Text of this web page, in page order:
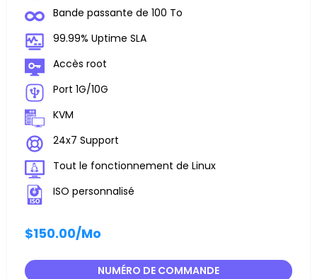
Bande passante de 100 To
99.99% Uptime SLA
Accès root
Port 1G/10G
KVM
24x7 Support
Tout le fonctionnement de Linux
ISO personnalisé
$150.00/Mo
NUMÉRO DE COMMANDE